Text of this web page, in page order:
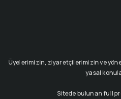
Üyelerimizin, ziyaretçilerimizin ve
yasal
Sitede bulunan full